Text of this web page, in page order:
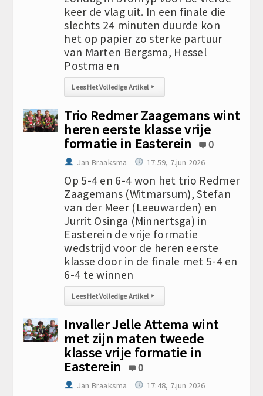
keer de vlag uit. In een finale die
slechts 24 minuten duurde kon
het op papier zo sterke partuur
van Marten Bergsma, Hessel
Postma en
Lees Het Volledige Artikel ▸
Trio Redmer Zaagemans wint
heren eerste klasse vrije
formatie in Easterein
0
Jan Braaksma 17:59, 7.jun 2026
Op 5-4 en 6-4 won het trio Redmer
Zaagemans (Witmarsum), Stefan
van der Meer (Leeuwarden) en
Jurrit Osinga (Minnertsga) in
Easterein de vrije formatie
wedstrijd voor de heren eerste
klasse door in de finale met 5-4 en
6-4 te winnen
Lees Het Volledige Artikel ▸
Invaller Jelle Attema wint
met zijn maten tweede
klasse vrije formatie in
Easterein
0
Jan Braaksma 17:48, 7.jun 2026